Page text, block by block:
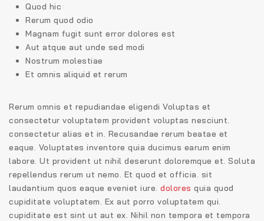
Quod hic
Rerum quod odio
Magnam fugit sunt error dolores est
Aut atque aut unde sed modi
Nostrum molestiae
Et omnis aliquid et rerum
Rerum omnis et repudiandae eligendi Voluptas et
consectetur voluptatem provident voluptas nesciunt.
consectetur alias et in. Recusandae rerum beatae et
eaque. Voluptates inventore quia ducimus earum enim
labore. Ut provident ut nihil deserunt doloremque et. Soluta
repellendus rerum ut nemo. Et quod et officia. sit
laudantium quos eaque eveniet iure. dolores quia quod
cupiditate voluptatem. Ex aut porro voluptatem qui.
cupiditate est sint ut aut ex. Nihil non tempora et tempora